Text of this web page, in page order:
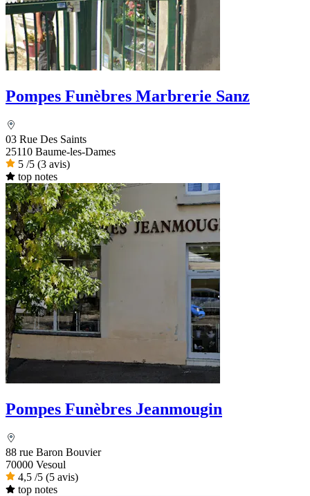
Pompes Funèbres Marbrerie Sanz
03 Rue Des Saints
25110 Baume-les-Dames
5 /5 (3 avis)
top notes
Pompes Funèbres Jeanmougin
88 rue Baron Bouvier
70000 Vesoul
4,5 /5 (5 avis)
top notes